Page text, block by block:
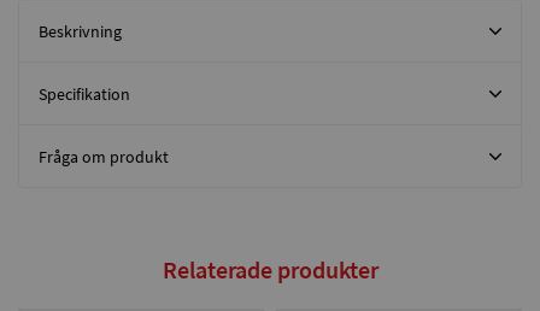
Beskrivning
Specifikation
Fråga om produkt
Relaterade produkter